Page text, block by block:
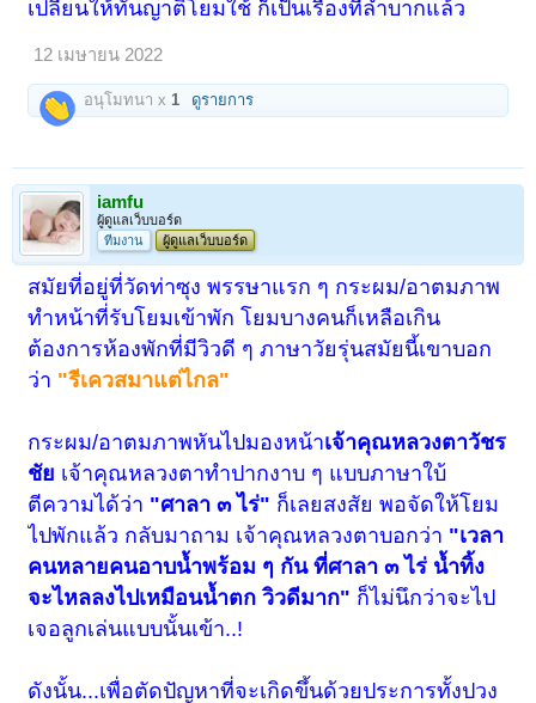
เปลี่ยนให้ทันญาติโยมใช้ ก็เป็นเรื่องที่ลำบากแล้ว
12 เมษายน 2022
อนุโมทนา x1 ดูรายการ
iamfu
ผู้ดูแลเว็บบอร์ด
ทีมงาน
ผู้ดูแลเว็บบอร์ด
สมัยที่อยู่ที่วัดท่าซุง พรรษาแรก ๆ กระผม/อาตมภาพ
ทำหน้าที่รับโยมเข้าพัก โยมบางคนก็เหลือเกิน
ต้องการห้องพักที่มีวิวดี ๆ ภาษาวัยรุ่นสมัยนี้เขาบอก
ว่า "รีเควสมาแต่ไกล"
กระผม/อาตมภาพหันไปมองหน้าเจ้าคุณหลวงตาวัชร
ชัย เจ้าคุณหลวงตาทำปากงาบ ๆ แบบภาษาใบ้
ตีความได้ว่า "ศาลา ๓ ไร่" ก็เลยสงสัย พอจัดให้โยม
ไปพักแล้ว กลับมาถาม เจ้าคุณหลวงตาบอกว่า "เวลา
คนหลายคนอาบน้ำพร้อม ๆ กัน ที่ศาลา ๓ ไร่ น้ำทิ้ง
จะไหลลงไปเหมือนน้ำตก วิวดีมาก" ก็ไม่นึกว่าจะไป
เจอลูกเล่นแบบนั้นเข้า..!
ดังนั้น...เพื่อตัดปัญหาที่จะเกิดขึ้นด้วยประการทั้งปวง